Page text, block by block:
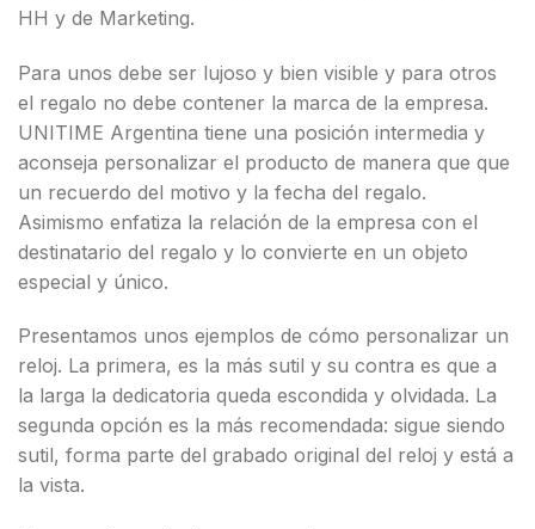
HH y de Marketing.
Para unos debe ser lujoso y bien visible y para otros
el regalo no debe contener la marca de la empresa.
UNITIME Argentina tiene una posición intermedia y
aconseja personalizar el producto de manera que que
un recuerdo del motivo y la fecha del regalo.
Asimismo enfatiza la relación de la empresa con el
destinatario del regalo y lo convierte en un objeto
especial y único.
Presentamos unos ejemplos de cómo personalizar un
reloj. La primera, es la más sutil y su contra es que a
la larga la dedicatoria queda escondida y olvidada. La
segunda opción es la más recomendada: sigue siendo
sutil, forma parte del grabado original del reloj y está a
la vista.